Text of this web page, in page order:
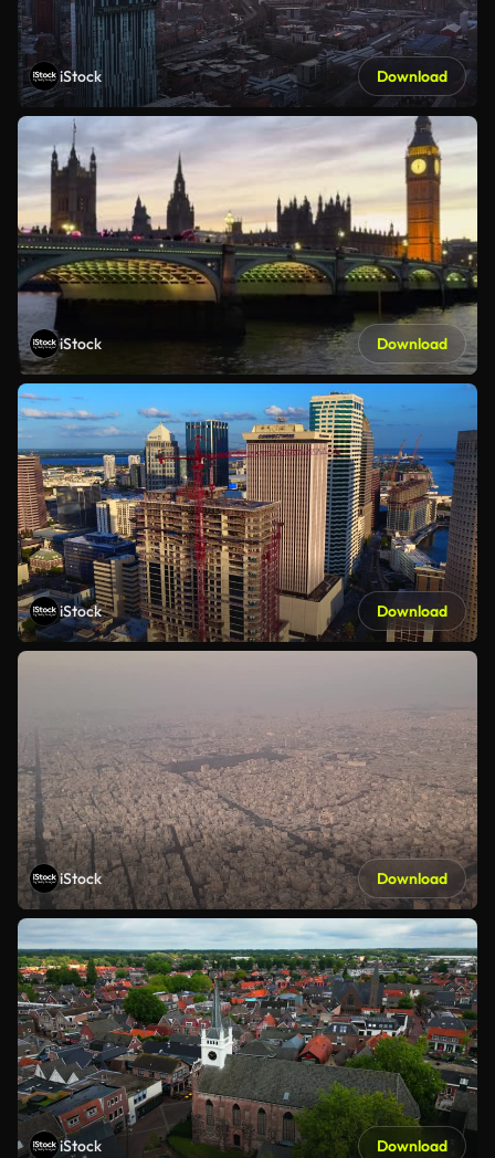
iStock Download
iStock Download
iStock Download
iStock Download
iStock Download